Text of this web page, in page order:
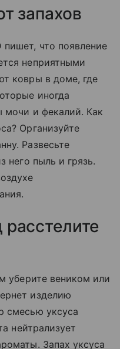
запахов
пишет, что появление
неприятными
ковры в доме, где
иногда
мочи и фекалий. Как
Организуйте
Развесьте
него пыль и грязь.
уберите веником или
изделию
смесью уксуса
нейтрализует
Запах уксуса